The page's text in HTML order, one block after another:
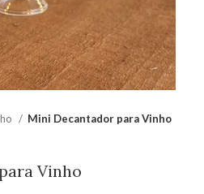
Mini Decantador para Vinho
Vinho